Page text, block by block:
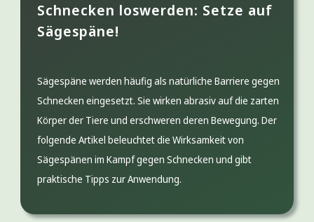
Schnecken loswerden: Setze auf
Sägespäne!
Sägespäne werden häufig als natürliche Barriere gegen
Schnecken eingesetzt. Sie wirken abrasiv auf die zarten
Körper der Tiere und erschweren deren Bewegung. Der
folgende Artikel beleuchtet die Wirksamkeit von
Sägespänen im Kampf gegen Schnecken und gibt
praktische Tipps zur Anwendung.